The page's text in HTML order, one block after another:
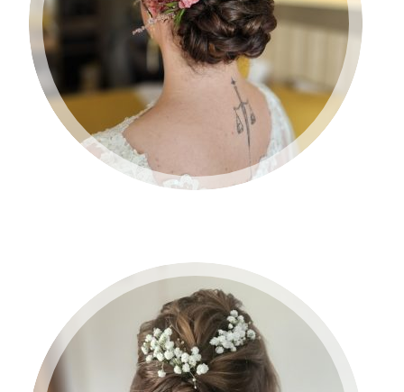
BRUID 2024